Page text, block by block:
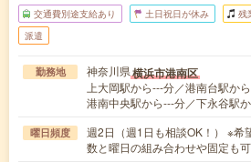
交通費別途支給あり 土日祝日が休み 残
派遣
勤務地 神奈川県横浜市港南区
上大岡駅から---分／港南台駅か
港南中央駅から---分／下永谷駅
曜日頻度
週2日（週1日も相談OK！） ※希
数と曜日の組み合わせや固定も可